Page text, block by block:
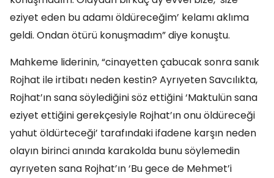
eziyet eden bu adamı öldüreceğim’ kelamı aklıma
geldi. Ondan ötürü konuşmadım” diye konuştu.
Mahkeme liderinin, “cinayetten çabucak sonra sanık
Rojhat ile irtibatı neden kestin? Ayrıyeten Savcılıkta,
Rojhat’ın sana söylediğini söz ettiğini ‘Maktulün sana
eziyet ettiğini gerekçesiyle Rojhat’ın onu öldüreceği
yahut öldürteceği’ tarafındaki ifadene karşın neden
olayın birinci anında karakolda bunu söylemedin
ayrıyeten sana Rojhat’ın ‘Bu gece de Mehmet’i